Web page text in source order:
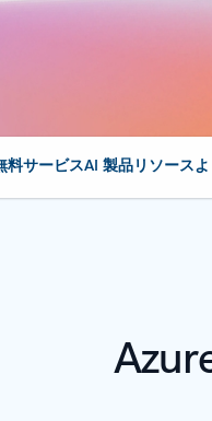
料サービスAI 製品リソース